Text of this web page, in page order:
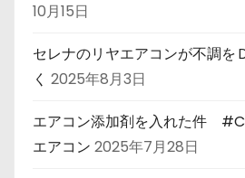
10月15日
セレナのリヤエアコンが不調を
く 2025年8月3日
エアコン添加剤を入れた件
エアコン 2025年7月28日